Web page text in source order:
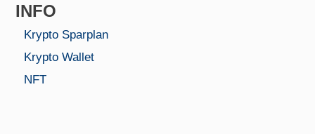
INFO
Krypto Sparplan
Krypto Wallet
NFT